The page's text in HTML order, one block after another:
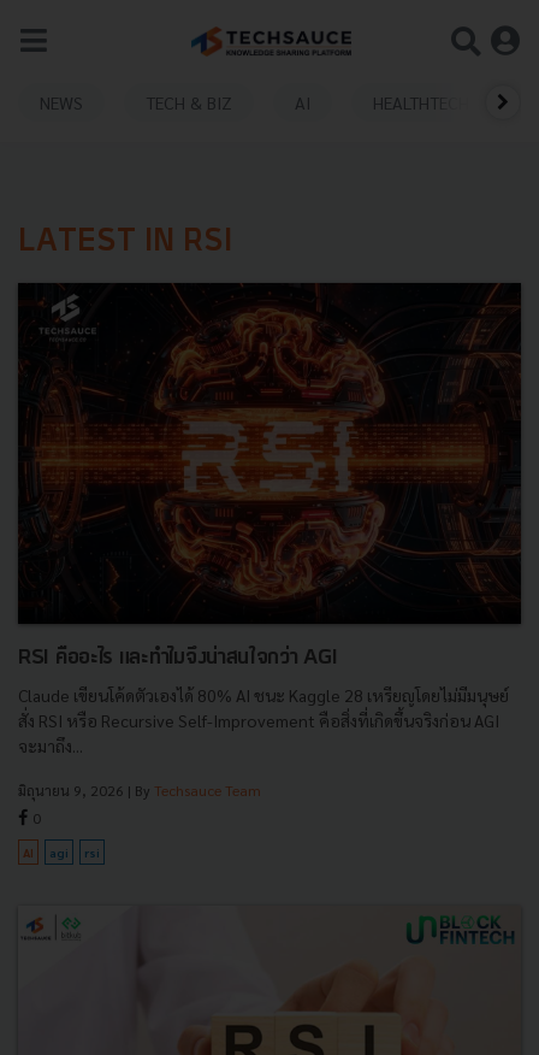
NEWS TECH & BIZ AI HEALTHTECH
LATEST IN RSI
RSI คืออะไร และทำไมจึงน่าสนใจกว่า AGI
Claude เขียนโค้ดตัวเองได้ 80% AI ชนะ Kaggle 28 เหรียญโดยไม่มีมนุษย์
สั่ง RSI หรือ Recursive Self-Improvement คือสิ่งที่เกิดขึ้นจริงก่อน AGI
จะมาถึง...
มิถุนายน 9, 2026 | By Techsauce Team
0
AI agi rsi